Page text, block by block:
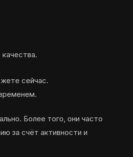
сейчас.
Более того, они часто
за счёт активности и